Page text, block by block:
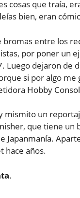
cosas que traía,
bien, eran
bromas entre los
por poner un
Luego dejaron de
si por algo
Hobby
mismito un
que tiene
Japanmanía.
hace años.
.